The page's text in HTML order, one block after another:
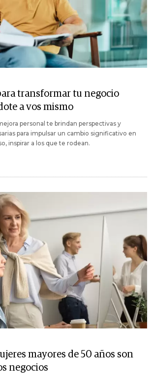
transformar tu negocio
a vos mismo
personal te brindan perspectivas y
para impulsar un cambio significativo en
inspirar a los que te rodean.
mayores de 50 años son
negocios